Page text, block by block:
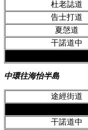
杜老誌道
告士打道
夏愨道
干諾道中
中環往海怡半島
途經街道
干諾道中